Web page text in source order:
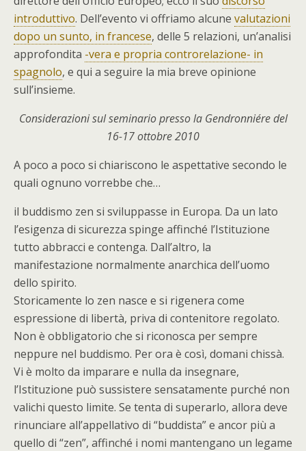
introduttivo. Dell’evento vi offriamo alcune valutazioni
dopo un sunto, in francese, delle 5 relazioni, un’analisi
approfondita -vera e propria controrelazione- in
spagnolo, e qui a seguire la mia breve opinione
sull’insieme.
Considerazioni sul seminario presso la Gendronniére del
16-17 ottobre 2010
A poco a poco si chiariscono le aspettative secondo le
quali ognuno vorrebbe che…
il buddismo zen si sviluppasse in Europa. Da un lato
l’esigenza di sicurezza spinge affinché l’Istituzione
tutto abbracci e contenga. Dall’altro, la
manifestazione normalmente anarchica dell’uomo
dello spirito.
Storicamente lo zen nasce e si rigenera come
espressione di libertà, priva di contenitore regolato.
Non è obbligatorio che si riconosca per sempre
neppure nel buddismo. Per ora è così, domani chissà.
Vi è molto da imparare e nulla da insegnare,
l’Istituzione può sussistere sensatamente purché non
valichi questo limite. Se tenta di superarlo, allora deve
rinunciare all’appellativo di “buddista” e ancor più a
quello di “zen”, affinché i nomi mantengano un legame